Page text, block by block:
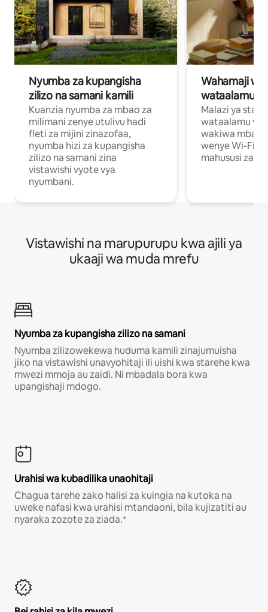
Nyumba za kupangisha
zilizo na samani kamili
Kuanzia nyumba za mbao za
milimani zenye utulivu hadi
fleti za mijini zinazofaa,
nyumba hizi za kupangisha
zilizo na samani zina
vistawishi vyote vya
nyumbani.
Wahamaji
wataalamu
Malazi ya
wataalamu
wakiwa mbali
wenye Wi-Fi
mahususi za
Vistawishi na marupurupu kwa ajili ya
ukaaji wa muda mrefu
Nyumba za kupangisha zilizo na samani
Nyumba zilizowekewa huduma kamili zinajumuisha
jiko na vistawishi unavyohitaji ili uishi kwa starehe kwa
mwezi mmoja au zaidi. Ni mbadala bora kwa
upangishaji mdogo.
Urahisi wa kubadilika unaohitaji
Chagua tarehe zako halisi za kuingia na kutoka na
uweke nafasi kwa urahisi mtandaoni, bila kujizatiti au
nyaraka zozote za ziada.*